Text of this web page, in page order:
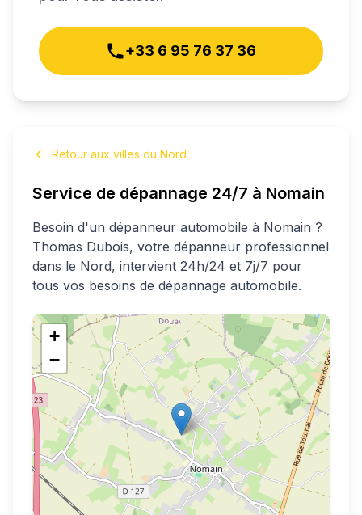
+33 6 95 76 37 36
Retour aux villes du Nord
Service de dépannage 24/7 à Nomain
Besoin d'un dépanneur automobile à Nomain ?
Thomas Dubois, votre dépanneur professionnel
dans le Nord, intervient 24h/24 et 7j/7 pour
tous vos besoins de dépannage automobile.
+
−